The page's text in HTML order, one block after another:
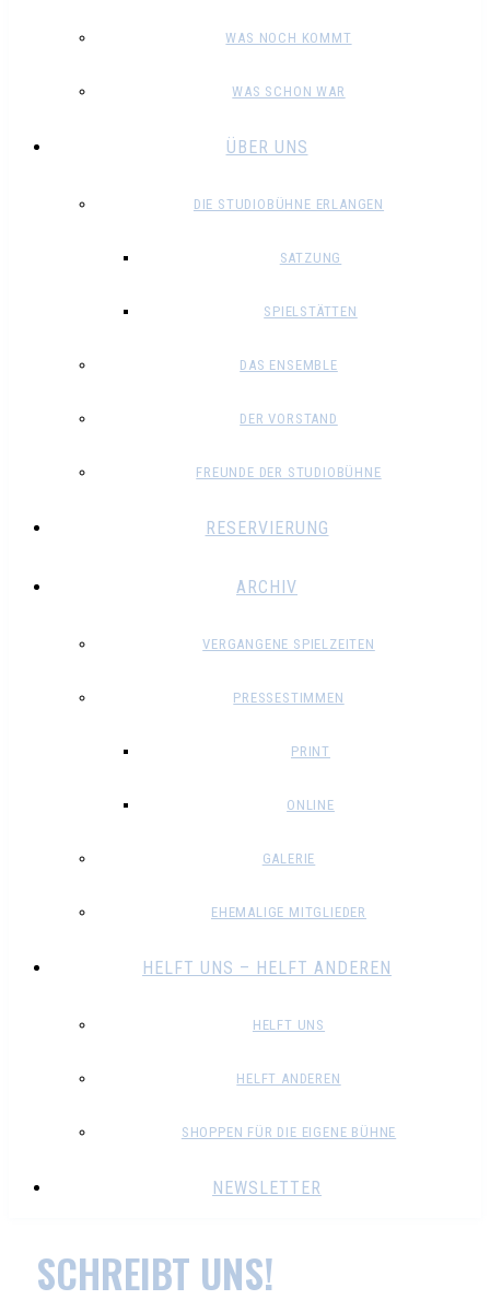
WAS NOCH KOMMT
WAS SCHON WAR
ÜBER UNS
DIE STUDIOBÜHNE ERLANGEN
SATZUNG
SPIELSTÄTTEN
DAS ENSEMBLE
DER VORSTAND
FREUNDE DER STUDIOBÜHNE
RESERVIERUNG
ARCHIV
VERGANGENE SPIELZEITEN
PRESSESTIMMEN
PRINT
ONLINE
GALERIE
EHEMALIGE MITGLIEDER
HELFT UNS – HELFT ANDEREN
HELFT UNS
HELFT ANDEREN
SHOPPEN FÜR DIE EIGENE BÜHNE
NEWSLETTER
SCHREIBT UNS!